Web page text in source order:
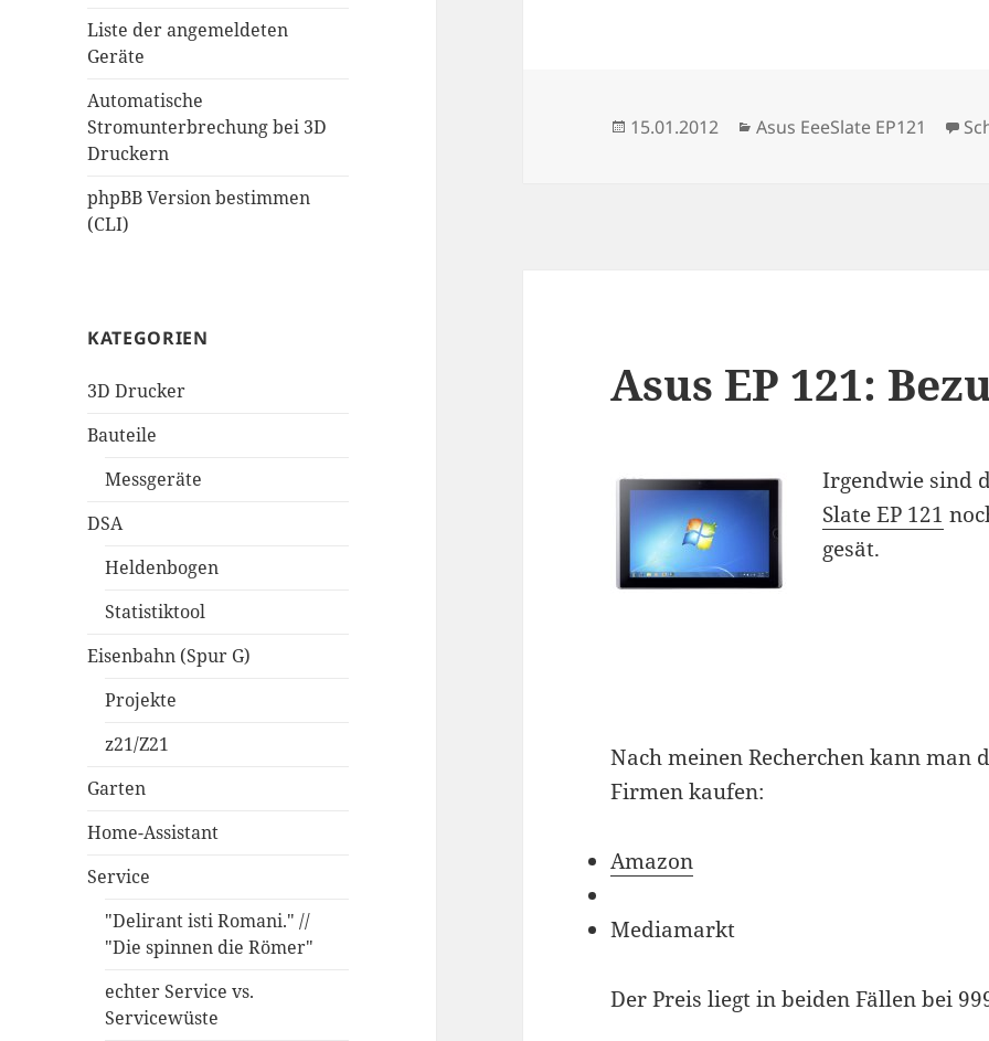
Liste der angemeldeten
Geräte
Automatische
Stromunterbrechung bei 3D
Druckern
phpBB Version bestimmen
(CLI)
KATEGORIEN
3D Drucker
Bauteile
Messgeräte
DSA
Heldenbogen
Statistiktool
Eisenbahn (Spur G)
Projekte
z21/Z21
Garten
Home-Assistant
Service
"Delirant isti Romani." //
"Die spinnen die Römer"
echter Service vs.
Servicewüste
Veröffentlicht
15.01.2012 Kategorien
Asus EeeSlate EP121
Asus EP 121:
Irgendwie sind
Slate EP 121
gesät.
Nach meinen Recherchen kann man
Firmen kaufen:
Amazon
Mediamarkt
Der Preis liegt in beiden Fällen bei